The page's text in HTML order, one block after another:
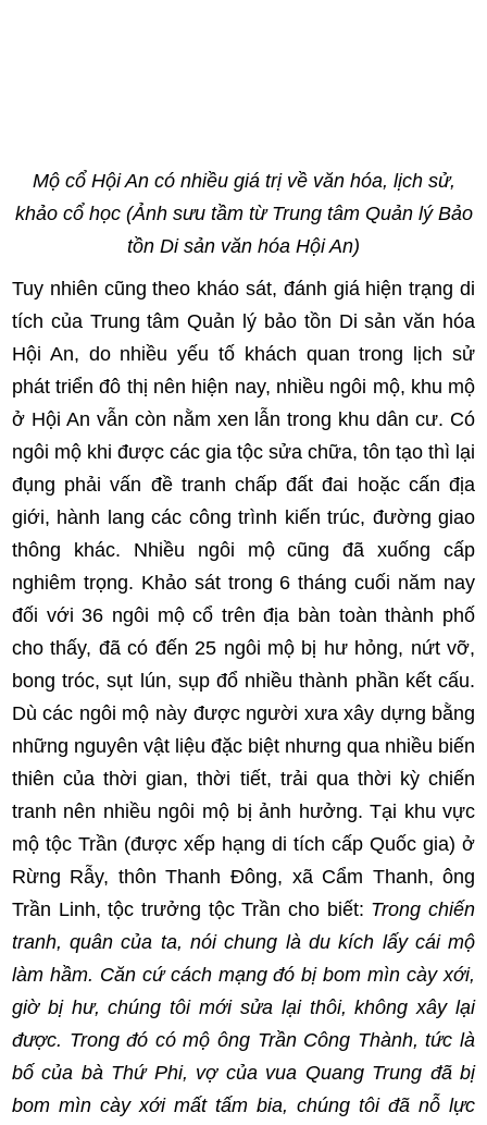
Mộ cổ Hội An có nhiều giá trị về văn hóa, lịch sử,
khảo cổ học (Ảnh sưu tầm từ Trung tâm Quản lý Bảo
tồn Di sản văn hóa Hội An)
Tuy nhiên cũng theo kháo sát, đánh giá hiện trạng di
tích của Trung tâm Quản lý bảo tồn Di sản văn hóa
Hội An, do nhiều yếu tố khách quan trong lịch sử
phát triển đô thị nên hiện nay, nhiều ngôi mộ, khu mộ
ở Hội An vẫn còn nằm xen lẫn trong khu dân cư. Có
ngôi mộ khi được các gia tộc sửa chữa, tôn tạo thì lại
đụng phải vấn đề tranh chấp đất đai hoặc cấn địa
giới, hành lang các công trình kiến trúc, đường giao
thông khác. Nhiều ngôi mộ cũng đã xuống cấp
nghiêm trọng. Khảo sát trong 6 tháng cuối năm nay
đối với 36 ngôi mộ cổ trên địa bàn toàn thành phố
cho thấy, đã có đến 25 ngôi mộ bị hư hỏng, nứt vỡ,
bong tróc, sụt lún, sụp đổ nhiều thành phần kết cấu.
Dù các ngôi mộ này được người xưa xây dựng bằng
những nguyên vật liệu đặc biệt nhưng qua nhiều biến
thiên của thời gian, thời tiết, trải qua thời kỳ chiến
tranh nên nhiều ngôi mộ bị ảnh hưởng. Tại khu vực
mộ tộc Trần (được xếp hạng di tích cấp Quốc gia) ở
Rừng Rẫy, thôn Thanh Đông, xã Cẩm Thanh, ông
Trần Linh, tộc trưởng tộc Trần cho biết: Trong chiến
tranh, quân của ta, nói chung là du kích lấy cái mộ
làm hầm. Căn cứ cách mạng đó bị bom mìn cày xới,
giờ bị hư, chúng tôi mới sửa lại thôi, không xây lại
được. Trong đó có mộ ông Trần Công Thành, tức là
bố của bà Thứ Phi, vợ của vua Quang Trung đã bị
bom mìn cày xới mất tấm bia, chúng tôi đã nỗ lực